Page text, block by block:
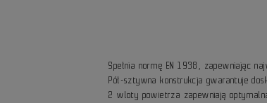
Spełnia normę EN 1938, zapewniając
Pół-sztywna konstrukcja gwarantuje
2 wloty powietrza zapewniają